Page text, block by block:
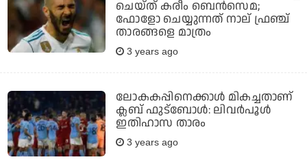
ചെയ്ത് കരീം ബെൻസെമ;
ഫോളോ ചെയ്യുന്നത് നാല് ഫ്രഞ്ച്
താരങ്ങളെ മാത്രം
3 years ago
ലോകകപ്പിനെക്കാൾ മികച്ചതാണ്
ക്ലബ്‌ ഫുട്ബോൾ: ലിവർപൂൾ
ഇതിഹാസ താരം
3 years ago